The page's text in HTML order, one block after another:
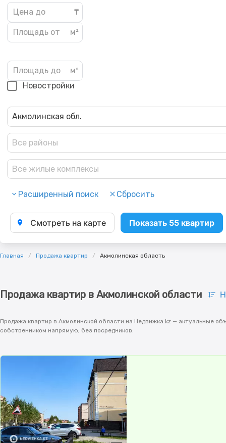
Новостройки
Акмолинская обл.
Все районы
Все жилые комплексы
Расширенный поиск Сбросить
Смотреть на карте Показать 55 квартир
Главная Продажа квартир Акмолинская область
Продажа квартир в Акмолинской области
Продажа квартир в Акмолинской области на Недвижка.kz — актуальные
собственником напрямую, без посредников.